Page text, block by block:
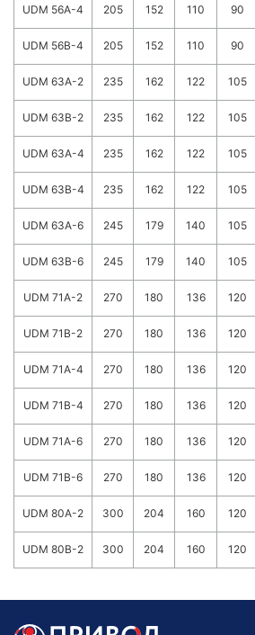
UDM 56A-4 205 152 110 90
UDM 56B-4 205 152 110 90
UDM 63A-2 235 162 122 105
UDM 63B-2 235 162 122 105
UDM 63A-4 235 162 122 105
UDM 63B-4 235 162 122 105
UDM 63A-6 245 179 140 105
UDM 63B-6 245 179 140 105
UDM 71A-2 270 180 136 120
UDM 71B-2 270 180 136 120
UDM 71A-4 270 180 136 120
UDM 71B-4 270 180 136 120
UDM 71A-6 270 180 136 120
UDM 71B-6 270 180 136 120
UDM 80A-2 300 204 160 120
UDM 80B-2 300 204 160 120